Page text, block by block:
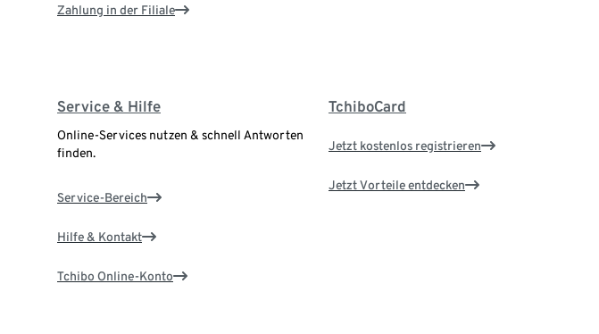
Zahlung in der Filiale
Service & Hilfe
Online-Services nutzen & schnell Antworten
finden.
Service-Bereich
Hilfe & Kontakt
Tchibo Online-Konto
TchiboCard
Jetzt kostenlos registrieren
Jetzt Vorteile entdecken